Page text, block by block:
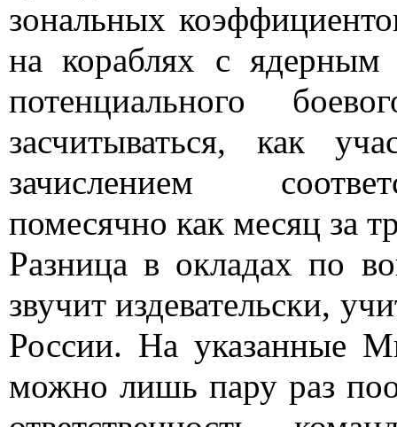
зональных
на кораблях с
потенциального
засчитываться, как
зачислением
помесячно как месяц за
Разница в окладах по
звучит издевательски,
России. На указанные
можно лишь пару раз